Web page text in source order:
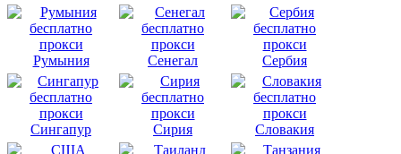
Румыния Сенегал Сербия
Сингапур Сирия Словакия